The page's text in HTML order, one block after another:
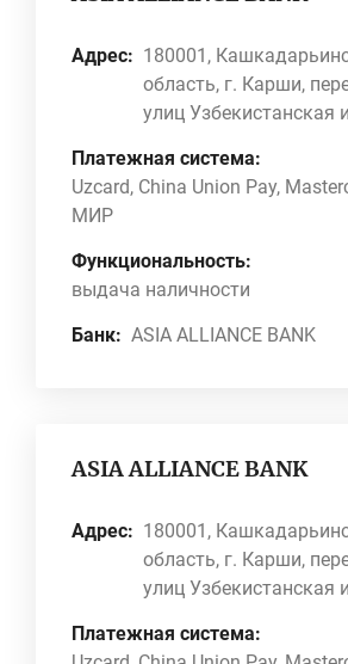
Адрес: 180001,
область, г. Карши,
улиц Узбекистанская
Платежная система:
Uzcard, China Union Pay,
МИР
Функциональность:
выдача наличности
Банк: ASIA ALLIANCE BANK
ASIA ALLIANCE BANK
Адрес: 180001,
область, г. Карши,
улиц Узбекистанская
Платежная система: